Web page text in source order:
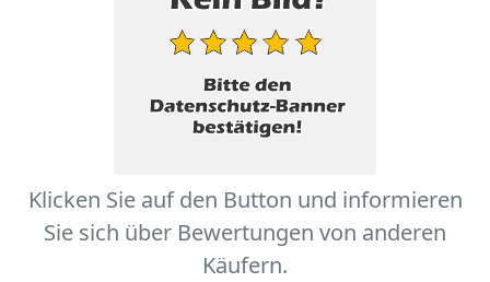
Klicken Sie auf den Button und informieren
Sie sich über Bewertungen von anderen
Käufern.